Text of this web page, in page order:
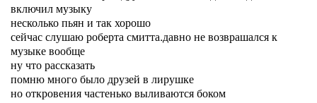
включил музыку
несколько пьян и так хорошо
сейчас слушаю роберта смитта.давно не возврашался к
музыке вообще
ну что рассказать
помню много было друзей в лирушке
но откровения частенько выливаются боком